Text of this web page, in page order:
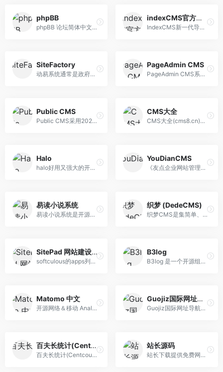
phpBB
phpBB 论坛简体中文支持社区，中文版 phpBB 下载。
indexCMS官方网站
IndexCMS新一代导航网站建站系统，专为导航网站设计，编程技术全面改进，响应式设计，同时兼容手机电脑平板等各种尺寸设备，附带博客系统，全新编辑器，免费下载 ，帮助网络创业者快速搭建网站
SiteFactory
动易系统通常是政府部门使用的程序，因为动易系统并非免费开源的
PageAdmin CMS
PageAdmin CMS系统是基于.Net的网站管理系统,安全、稳定、灵活,全国用户超过百万,致力于为企业、学校、政府网站建设和网站制作提供企业级内容管理系统解决方案。
Public CMS
Public CMS采用2023年新版本主流JAVA技术开发；完全开源，架构科学，轻松支撑千万数据、千万PV；目前已经拥有全球0.0005%的用户，诸多明星网站案例。提供免费版本产品、免费技术支持，为您快速建站，建设大规模站点提供强大驱动，也是企业级项目产品原型的良好选择。
CMS大全
CMS大全(cms8.cn)这里汇总了php语言的编写的主流cms，方便大家下载使用
Halo
halo好用又强大的开源建站工具
YouDianCMS
《友点企业网站管理系统》（YouDianCMS系统）集电脑网站、手机网站、微信、APP、小程序于一体，共用空间，数据自动同步，是国内五站合一优秀企业建站解决方案。咨询热线：0731-84037726
易读小说系统
易读小说系统是开源的JAVA项目，可以帮你快速搭建自己的小说系统!
织梦 (DedeCMS)
织梦CMS是集简单、健壮、灵活、开源几大特点的开源内容管理系统,是国内开源CMS的领先品牌，目前程序安装量已达七十万,超过六成的站点正在使用织梦CMS或基于织梦CMS核心开发.
SitePad 网站建设导航
softculous的apps列表是一个网站常用程序导航
B3log
B3log 是一个开源组织，名字来源于“Bulletin Board Blog”缩写，目标是将独立博客与论坛结合，形成一种新的网络社区体验。
Matomo 中文
开源网络＆移动 Analytics 统计分析软件最强大的开放式网络分析和转换优化的平台，还为你提供 100％ 的数据所有权推动业务发展的影响没有采样，完全符合现行隐私 协议，以及世界上所有的灵活性！受到全球 190 多个国家及 140 多万个网站的信赖。
Guojiz国际网址导航系统
Guojiz国际网址导航内容管理系统是国内开源轻导航系统程序,基于ThinkPHP5开发,支持扩展,支持在线模板，目前用户使用量很大的导航程序
百夫长统计(Centcount Analytics)
百夫长统计(Centcount Analytics)是一款功能强大的开源网站统计程序。采用 PHP + MySQL + Redis 开发而成，可以方便地部署在自己的服务器上，100%独享数据。
站长源码
站长下载提供免费网站源码下载(asp源码，php源码，.net源码)，源码动态，使用教程和源码评测；为站长推介有价值的源码，为开发者宣传源码作品。